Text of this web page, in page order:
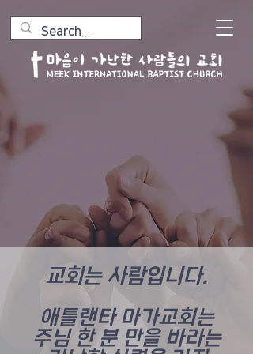
교회는 사람입니다.
애틀랜타 마가교회는
주님 한 분 만을 바라는